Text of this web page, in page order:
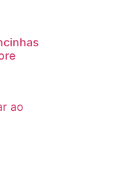
ao